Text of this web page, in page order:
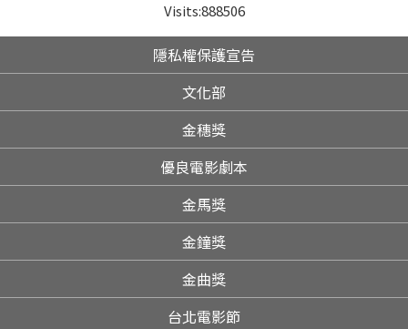
Visits:888506
隱私權保護宣告
文化部
金穗獎
優良電影劇本
金馬獎
金鐘獎
金曲獎
台北電影節